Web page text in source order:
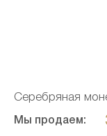
Серебряная
Мы продаем: